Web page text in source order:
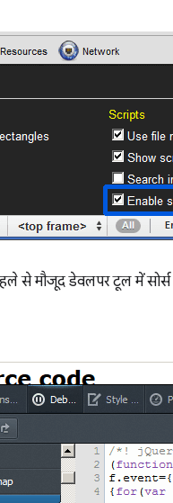
से मौजूद डेवलपर टूल में सोर्स